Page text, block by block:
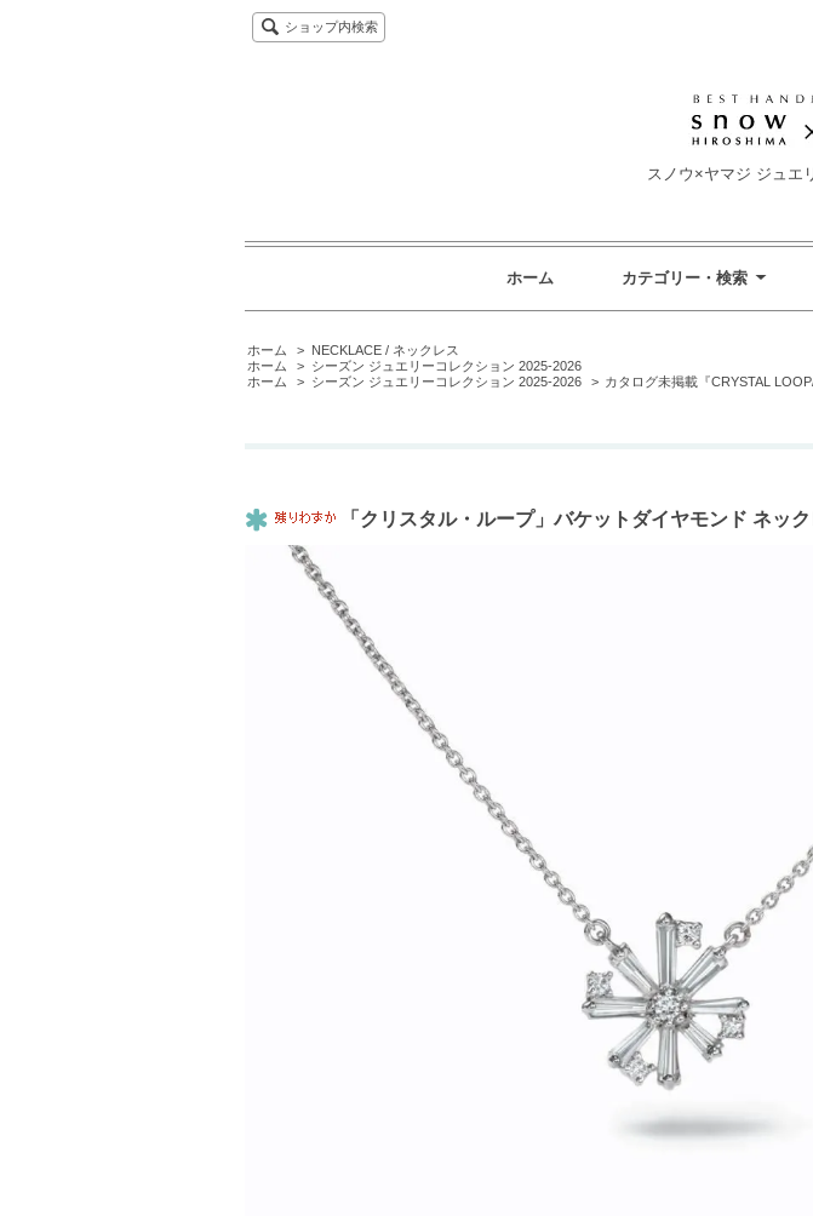
ショップ内検索
スノウ×ヤマジ ジュエ
ホーム カテゴリー・検索
ホーム > NECKLACE / ネックレス
ホーム
> シーズン ジュエリーコレクション 2025-2026
ホーム
> シーズン ジュエリーコレクション 2025-2026 > カタログ未掲載『CRYSTAL
「クリスタル・ループ」バケットダイヤモンド ネッ